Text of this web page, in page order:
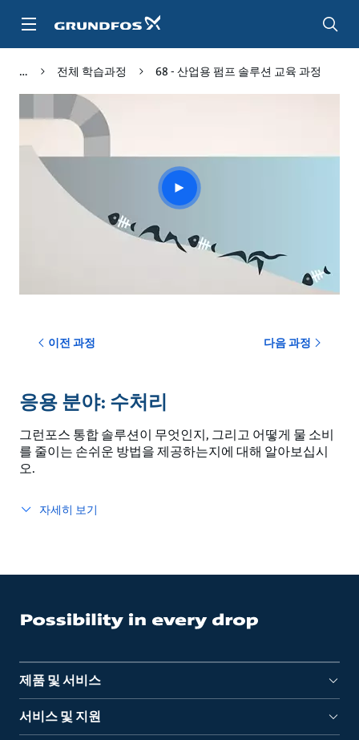
전체 학습과정 68 - 산업용 펌프 솔루션 교육 과정
Play
video
이전 과정 다음 과정
응용 분야: 수처리
그런포스 통합 솔루션이 무엇인지, 그리고 어떻게 물 소비
를 줄이는 손쉬운 방법을 제공하는지에 대해 알아보십시
오.
자세히 보기
제품 및 서비스
서비스 및 지원